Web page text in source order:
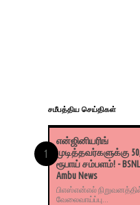
சமீபத்திய செய்திகள்
என்ஜினியரிங்
முடித்தவர்களுக்கு
ரூபாய் சம்பளம்! -
Ambu News
பிஎஸ்என்எல் நிறுவனத்தில்
வேலைவாய்ப்பு...